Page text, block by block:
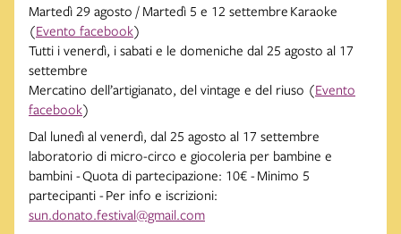
Martedì 29 agosto / Martedì 5 e 12 settembre Karaoke
(Evento facebook)
Tutti i venerdì, i sabati e le domeniche dal 25 agosto al 17
settembre
Mercatino dell’artigianato, del vintage e del riuso (Evento
facebook)
Dal lunedì al venerdì, dal 25 agosto al 17 settembre
laboratorio di micro-circo e giocoleria per bambine e
bambini -Quota di partecipazione: 10€ - Minimo 5
partecipanti - Per info e iscrizioni:
sun.donato.festival@gmail.com